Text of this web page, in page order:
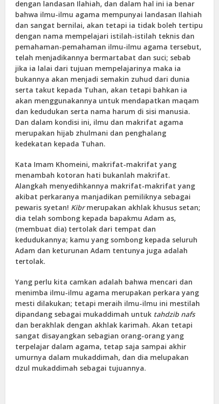
dengan landasan Ilahiah, dan dalam hal ini ia benar
bahwa ilmu-ilmu agama mempunyai landasan Ilahiah
dan sangat bernilai, akan tetapi ia tidak boleh tertipu
dengan nama mempelajari istilah-istilah teknis dan
pemahaman-pemahaman ilmu-ilmu agama tersebut,
telah menjadikannya bermartabat dan suci; sebab
jika ia lalai dari tujuan mempelajarinya maka ia
bukannya akan menjadi semakin zuhud dari dunia
serta takut kepada Tuhan, akan tetapi bahkan ia
akan menggunakannya untuk mendapatkan maqam
dan kedudukan serta nama harum di sisi manusia.
Dan dalam kondisi ini, ilmu dan makrifat agama
merupakan hijab zhulmani dan penghalang
kedekatan kepada Tuhan.
Kata Imam Khomeini, makrifat-makrifat yang
menambah kotoran hati bukanlah makrifat.
Alangkah menyedihkannya makrifat-makrifat yang
akibat perkaranya manjadikan pemiliknya sebagai
pewaris syetan! Kibrmerupakan akhlak khusus setan;
dia telah sombong kepada bapakmu Adam as,
(membuat dia) tertolak dari tempat dan
kedudukannya; kamu yang sombong kepada seluruh
Adam dan keturunan Adam tentunya juga adalah
tertolak.
Yang perlu kita camkan adalah bahwa mencari dan
menimba ilmu-ilmu agama merupakan perkara yang
mesti dilakukan; tetapi meraih ilmu-ilmu ini mestilah
dipandang sebagai mukaddimah untuk tahdzib nafs
dan berakhlak dengan akhlak karimah. Akan tetapi
sangat disayangkan sebagian orang-orang yang
terpelajar dalam agama, tetap saja sampai akhir
umurnya dalam mukaddimah, dan dia melupakan
dzul mukaddimah sebagai tujuannya.